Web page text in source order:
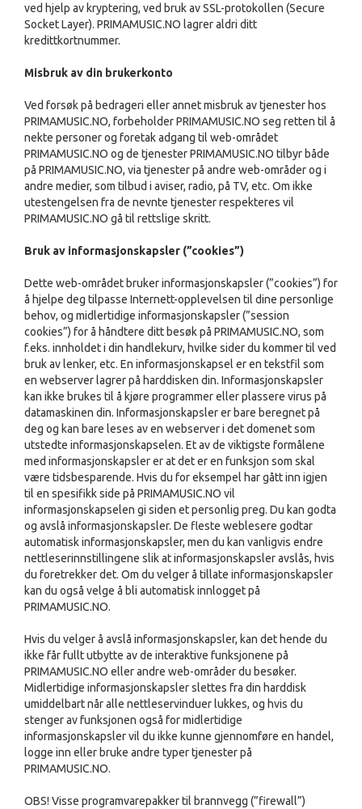
ved hjelp av kryptering, ved bruk av SSL-protokollen (Secure
Socket Layer). PRIMAMUSIC.NO lagrer aldri ditt
kredittkortnummer.
Misbruk av din brukerkonto
Ved forsøk på bedrageri eller annet misbruk av tjenester hos
PRIMAMUSIC.NO, forbeholder PRIMAMUSIC.NO seg retten til å
nekte personer og foretak adgang til web-området
PRIMAMUSIC.NO og de tjenester PRIMAMUSIC.NO tilbyr både
på PRIMAMUSIC.NO, via tjenester på andre web-områder og i
andre medier, som tilbud i aviser, radio, på TV, etc. Om ikke
utestengelsen fra de nevnte tjenester respekteres vil
PRIMAMUSIC.NO gå til rettslige skritt.
Bruk av informasjonskapsler (”cookies”)
Dette web-området bruker informasjonskapsler (”cookies”) for
å hjelpe deg tilpasse Internett-opplevelsen til dine personlige
behov, og midlertidige informasjonskapsler (”session
cookies”) for å håndtere ditt besøk på PRIMAMUSIC.NO, som
f.eks. innholdet i din handlekurv, hvilke sider du kommer til ved
bruk av lenker, etc. En informasjonskapsel er en tekstfil som
en webserver lagrer på harddisken din. Informasjonskapsler
kan ikke brukes til å kjøre programmer eller plassere virus på
datamaskinen din. Informasjonskapsler er bare beregnet på
deg og kan bare leses av en webserver i det domenet som
utstedte informasjonskapselen. Et av de viktigste formålene
med informasjonskapsler er at det er en funksjon som skal
være tidsbesparende. Hvis du for eksempel har gått inn igjen
til en spesifikk side på PRIMAMUSIC.NO vil
informasjonskapselen gi siden et personlig preg. Du kan godta
og avslå informasjonskapsler. De fleste weblesere godtar
automatisk informasjonskapsler, men du kan vanligvis endre
nettleserinnstillingene slik at informasjonskapsler avslås, hvis
du foretrekker det. Om du velger å tillate informasjonskapsler
kan du også velge å bli automatisk innlogget på
PRIMAMUSIC.NO.
Hvis du velger å avslå informasjonskapsler, kan det hende du
ikke får fullt utbytte av de interaktive funksjonene på
PRIMAMUSIC.NO eller andre web-områder du besøker.
Midlertidige informasjonskapsler slettes fra din harddisk
umiddelbart når alle nettleservinduer lukkes, og hvis du
stenger av funksjonen også for midlertidige
informasjonskapsler vil du ikke kunne gjennomføre en handel,
logge inn eller bruke andre typer tjenester på
PRIMAMUSIC.NO.
OBS! Visse programvarepakker til brannvegg (”firewall”)